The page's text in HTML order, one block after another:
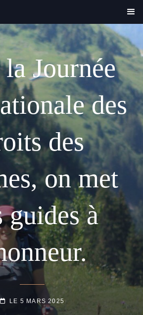
Journée
des
des
on met
guides à
POSTED-
LE 5 MARS 2025